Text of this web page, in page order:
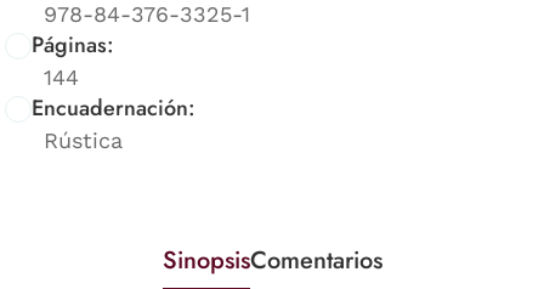
978-84-376-3325-1
Páginas:
144
Encuadernación:
Rústica
SinopsisComentarios